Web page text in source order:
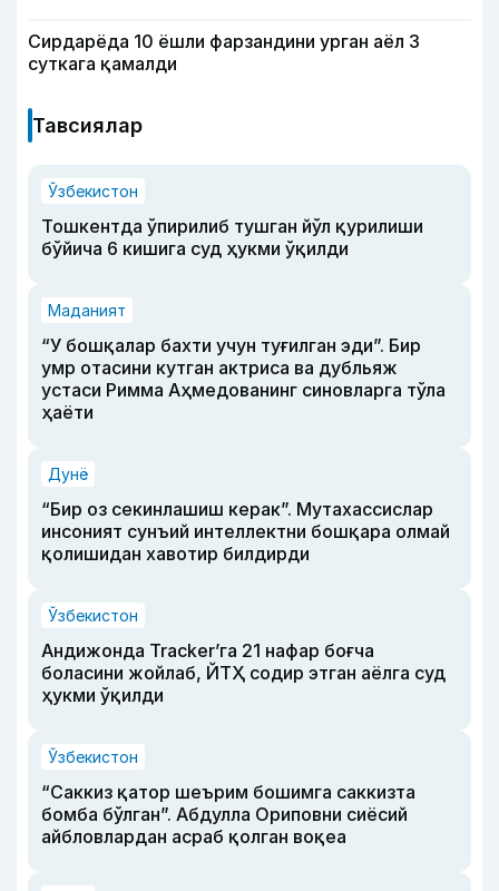
Сирдарёда 10 ёшли фарзандини урган аёл 3
суткага қамалди
Тавсиялар
Ўзбекистон
Тошкентда ўпирилиб тушган йўл қурилиши
бўйича 6 кишига суд ҳукми ўқилди
Маданият
“У бошқалар бахти учун туғилган эди”. Бир
умр отасини кутган актриса ва дубльяж
устаси Римма Аҳмедованинг синовларга тўла
ҳаёти
Дунё
“Бир оз секинлашиш керак”. Мутахассислар
инсоният сунъий интеллектни бошқара олмай
қолишидан хавотир билдирди
Ўзбекистон
Андижонда Tracker’га 21 нафар боғча
боласини жойлаб, ЙТҲ содир этган аёлга суд
ҳукми ўқилди
Ўзбекистон
“Саккиз қатор шеърим бошимга саккизта
бомба бўлган”. Абдулла Ориповни сиёсий
айбловлардан асраб қолган воқеа